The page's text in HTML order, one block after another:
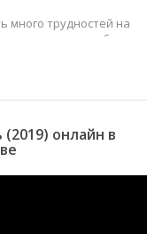
много трудностей на
не может подобрать
то просто не
Об этих и
онлайн в